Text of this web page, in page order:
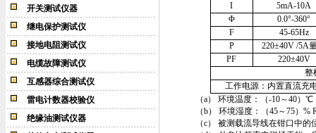
开关测试仪器
继电保护测试仪
接地电阻测试仪
电缆故障测试仪
互感器综合测试仪
雷电计数器校验仪
绝缘油测试仪器
I
5mA-10A
Φ
0.0°-360°
F
45-65Hz
P
220±40V /5A
PF
220±40V
整
工作电源：内置直流充
（a） 环境温度：（-10～40）
（b） 环境湿度：（45～75）%
（c） 被测载流导线在钳口中的